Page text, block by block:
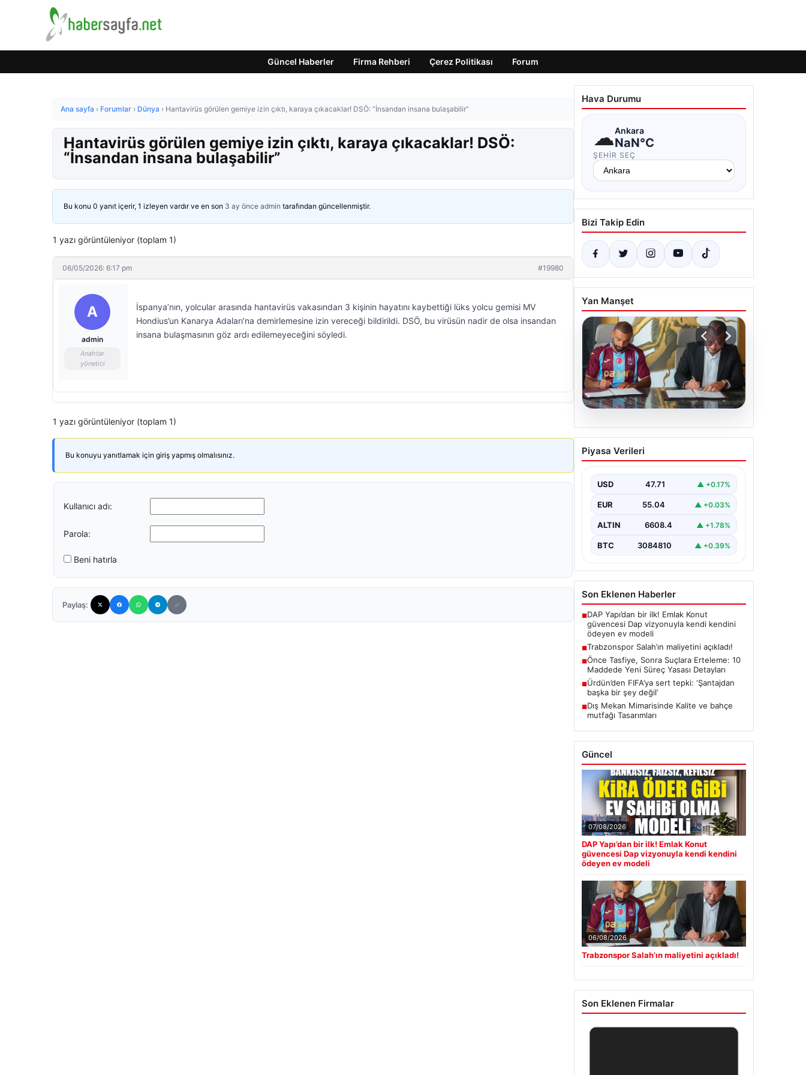
Güncel Haberler Firma Rehberi Çerez Politikası Forum
Ana sayfa › Forumlar › Dünya › Hantavirüs görülen gemiye izin çıktı, karaya çıkacaklar! DSÖ: “İnsandan insana bulaşabilir”
Hantavirüs görülen gemiye izin çıktı, karaya çıkacaklar! DSÖ:
“İnsandan insana bulaşabilir”
Bu konu 0 yanıt içerir, 1 izleyen vardır ve en son 3 ay önce admin tarafından güncellenmiştir.
1 yazı görüntüleniyor (toplam 1)
06/05/2026: 6:17 pm #19980
A
admin
Anahtar
yönetici
İspanya’nın, yolcular arasında hantavirüs vakasından 3 kişinin hayatını kaybettiği lüks yolcu gemisi MV
Hondius’un Kanarya Adaları’na demirlemesine izin vereceği bildirildi. DSÖ, bu virüsün nadir de olsa insandan
insana bulaşmasının göz ardı edilemeyeceğini söyledi.
1 yazı görüntüleniyor (toplam 1)
Bu konuyu yanıtlamak için giriş yapmış olmalısınız.
Kullanıcı adı:
Parola:
Beni hatırla
Paylaş:
Hava Durumu
☁Ankara
NaN°C
ŞEHIR SEÇ
Bizi Takip Edin
Yan Manşet
06.08.2026
Trabzonspor Salah’ın
maliyetini açıkladı!
Piyasa Verileri
USD 47.71 ▲ +0.17%
EUR 55.04 ▲ +0.03%
ALTIN 6608.4 ▲ +1.78%
BTC 3084810 ▲ +0.39%
Son Eklenen Haberler
■DAP Yapı’dan bir ilk! Emlak Konut
güvencesi Dap vizyonuyla kendi kendini
ödeyen ev modeli
■Trabzonspor Salah’ın maliyetini açıkladı!
■Önce Tasfiye, Sonra Suçlara Erteleme: 10
Maddede Yeni Süreç Yasası Detayları
■Ürdün’den FIFA’ya sert tepki: ‘Şantajdan
başka bir şey değil’
■Dış Mekan Mimarisinde Kalite ve bahçe
mutfağı Tasarımları
Güncel
07/08/2026
DAP Yapı’dan bir ilk! Emlak Konut
güvencesi Dap vizyonuyla kendi kendini
ödeyen ev modeli
06/08/2026
Trabzonspor Salah’ın maliyetini açıkladı!
Son Eklenen Firmalar